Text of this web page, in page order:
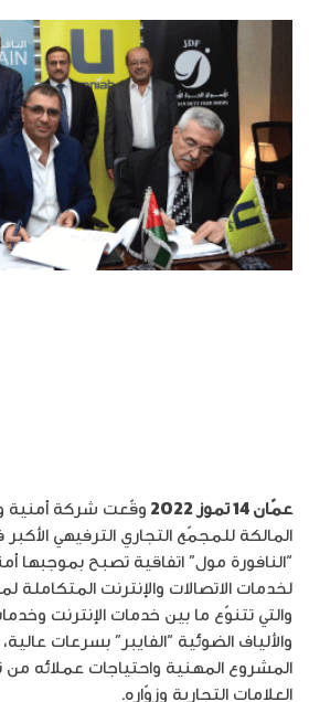
عمّان 14 تموز 2022
وقّعت شركة أمنية
المالكة للمجمّع التجاري الترفيهي
“النافورة مول” اتفاقية تصبح بموجبها
لخدمات الاتصالات والإنترنت المتكاملة
والتي تتنوّع ما بين خدمات الإنترنت
والألياف الضوئية “الفايبر” بسرعات
المشروع المهنية واحتياجات عملائه من
العلامات التجارية وزوّاره.